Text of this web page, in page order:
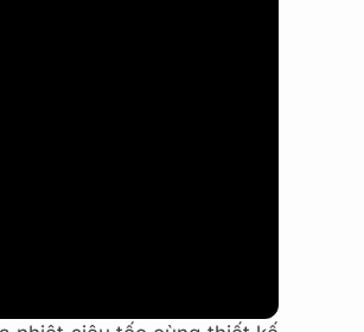
đình đám, phiên bản